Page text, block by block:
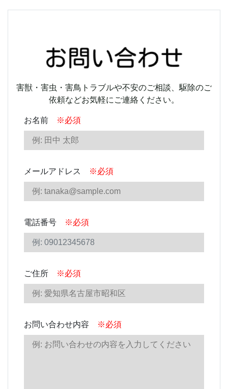
害獣・害虫・害鳥トラブルや不安のご相談、駆除のご
依頼などお気軽にご連絡ください。
お名前 ※必須
メールアドレス ※必須
電話番号 ※必須
ご住所 ※必須
お問い合わせ内容 ※必須